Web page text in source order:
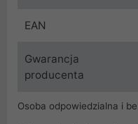
EAN
Gwarancja
producenta
Osoba odpowiedzialna i